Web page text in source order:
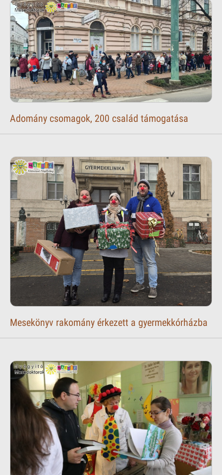
Adomány csomagok, 200 család támogatása
Mesekönyv rakomány érkezett a gyermekkórházba